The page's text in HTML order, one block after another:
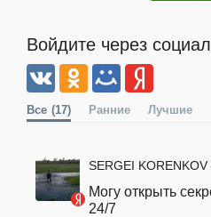
Войдите через
Все (17) Ранние Лучшие
SERGEI KORENKOV
Могу открыть
24/7